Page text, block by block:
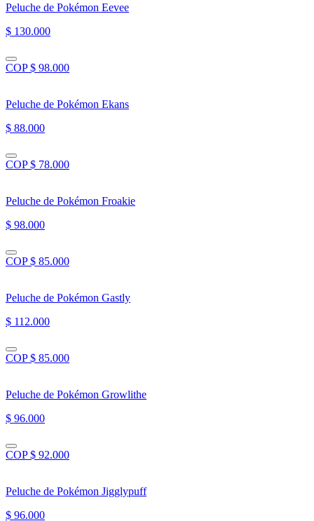
Peluche de Pokémon Eevee
$ 130.000
COP $ 98.000
Peluche de Pokémon Ekans
$ 88.000
COP $ 78.000
Peluche de Pokémon Froakie
$ 98.000
COP $ 85.000
Peluche de Pokémon Gastly
$ 112.000
COP $ 85.000
Peluche de Pokémon Growlithe
$ 96.000
COP $ 92.000
Peluche de Pokémon Jigglypuff
$ 96.000